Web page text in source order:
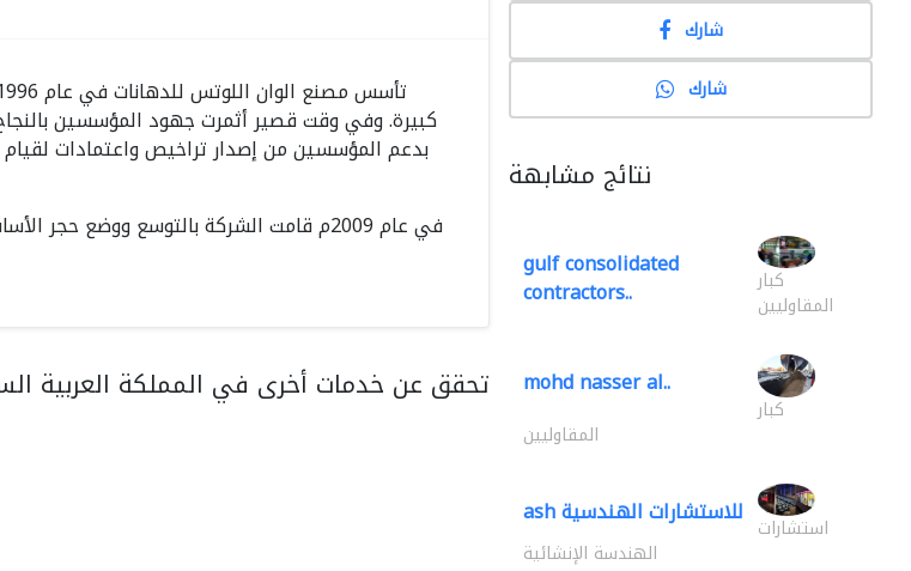
كبيرة. وفي وقت قصير أثمرت جهود المؤسسين
بدعم المؤسسين من إصدار تراخيص واعتمادات
في عام 2009م قامت الشركة بالتوسع ووضع
تحقق عن خدمات أخرى في المملكة العربية
شارك
شارك
نتائج مشابهة
gulf consolidated
contractors.. كبار
المقاوليين
mohd nasser al..
كبار
المقاوليين
ash للاستشارات الهندسية استشارات
الهندسة الإنشائية